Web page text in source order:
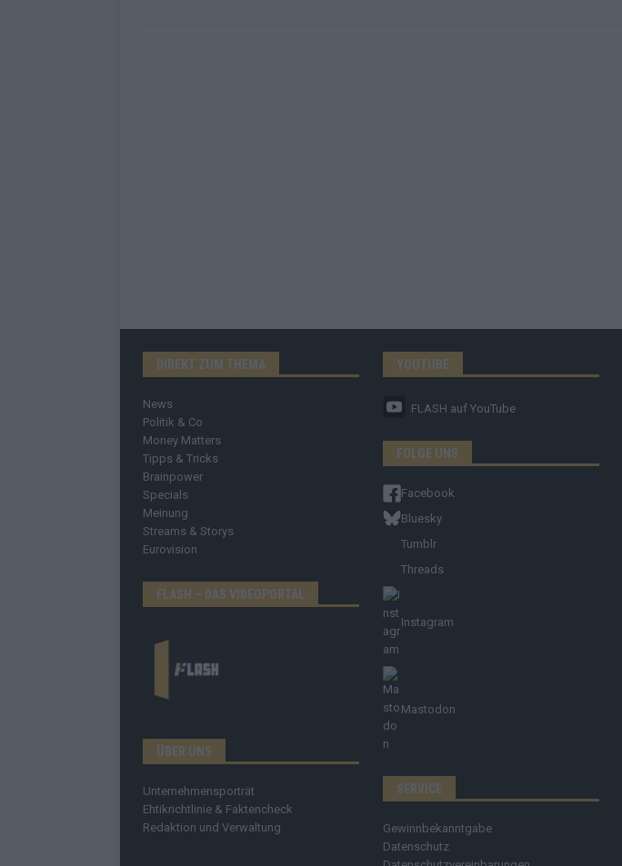
DIREKT ZUM THEMA
News
Politik & Co
Money Matters
Tipps & Tricks
Brainpower
Specials
Meinung
Streams & Storys
Eurovision
FLASH – DAS VIDEOPORTAL
ÜBER UNS
Unternehmensporträt
Ehtikrichtlinie & Faktencheck
Redaktion und Verwaltung
YOUTUBE
FLASH auf YouTube
FOLGE UNS
Facebook
Bluesky
Tumblr
Threads
Instagram
Mastodon
SERVICE
Gewinnbekanntgabe
Datenschutz